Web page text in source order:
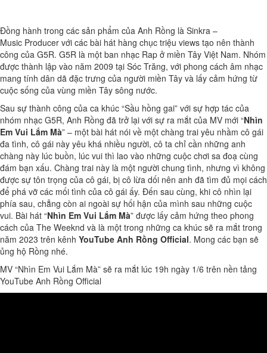
Đồng hành trong các sản phẩm của Anh Rồng là Sinkra –
Music Producer với các bài hát hàng chục triệu views tạo nên thành
công của G5R. G5R là một ban nhạc Rap ở miền Tây Việt Nam. Nhóm
được thành lập vào năm 2009 tại Sóc Trăng, với phong cách âm nhạc
mang tính dân dã đặc trưng của người miền Tây và lấy cảm hứng từ
cuộc sống của vùng miền Tây sông nước.
Sau sự thành công của ca khúc “Sầu hồng gai” với sự hợp tác của
nhóm nhạc G5R, Anh Rồng đã trở lại với sự ra mắt của MV mới “Nhìn
Em Vui Lắm Mà” – một bài hát nói về một chàng trai yêu nhầm cô gái
đa tình, cô gái này yêu khá nhiều người, cô ta chỉ cần những anh
chàng này lúc buồn, lúc vui thì lao vào những cuộc chơi sa đoạ cùng
đám bạn xấu. Chàng trai này là một người chung tình, nhưng vì không
được sự tôn trọng của cô gái, bị cô lừa dối nên anh đã tìm đủ mọi cách
để phá vỡ các mối tình của cô gái ấy. Đến sau cùng, khi cô nhìn lại
phía sau, chẳng còn ai ngoài sự hối hận của mình sau những cuộc
vui. Bài hát “Nhìn Em Vui Lắm Mà” được lấy cảm hứng theo phong
cách của The Weeknd và là một trong những ca khúc sẽ ra mắt trong
năm 2023 trên kênh YouTube Anh Rồng Official. Mong các bạn sẽ
ủng hộ Rồng nhé.
MV “Nhìn Em Vui Lắm Mà” sẽ ra mắt lúc 19h ngày 1/6 trên nền tảng
YouTube Anh Rồng Official